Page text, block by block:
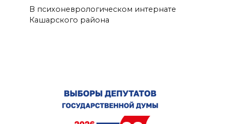
В психоневрологическом интернате
Кашарского района